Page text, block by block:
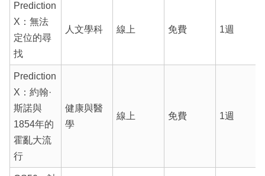
Prediction
X：無法
定位的尋
找
人文學科 線上 免費 1週
Prediction
X：約翰·
斯諾與
1854年的
霍亂大流
行
健康與醫
學
線上 免費 1週